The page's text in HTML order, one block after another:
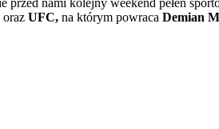
oraz UFC, na którym powraca Demian